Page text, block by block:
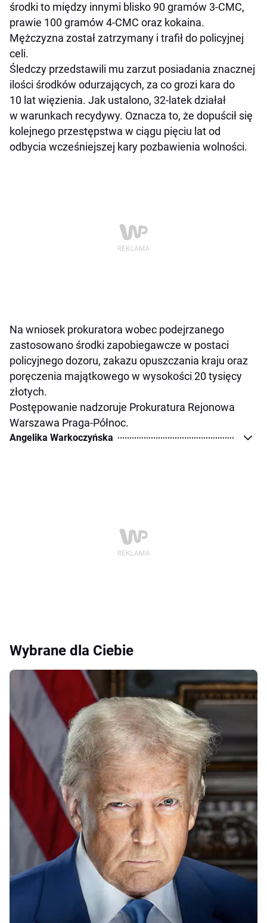
środki to między innymi blisko 90 gramów 3-CMC,
prawie 100 gramów 4-CMC oraz kokaina.
Mężczyzna został zatrzymany i trafił do policyjnej
celi.
Śledczy przedstawili mu zarzut posiadania znacznej
ilości środków odurzających, za co grozi kara do
10 lat więzienia. Jak ustalono, 32-latek działał
w warunkach recydywy. Oznacza to, że dopuścił się
kolejnego przestępstwa w ciągu pięciu lat od
odbycia wcześniejszej kary pozbawienia wolności.
Na wniosek prokuratora wobec podejrzanego
zastosowano środki zapobiegawcze w postaci
policyjnego dozoru, zakazu opuszczania kraju oraz
poręczenia majątkowego w wysokości 20 tysięcy
złotych.
Postępowanie nadzoruje Prokuratura Rejonowa
Warszawa Praga-Północ.
Angelika Warkoczyńska
Wybrane dla Ciebie